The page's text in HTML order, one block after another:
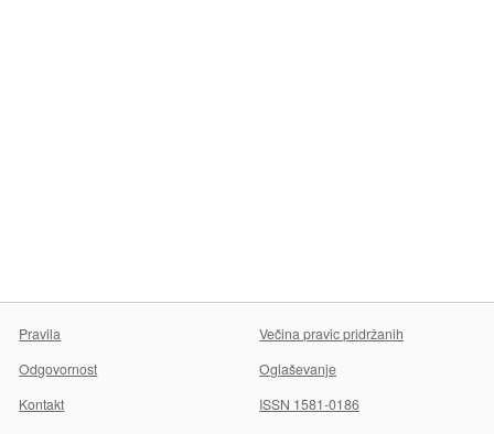
Pravila
Večina pravic pridržanih
Odgovornost
Oglaševanje
Kontakt
ISSN 1581-0186